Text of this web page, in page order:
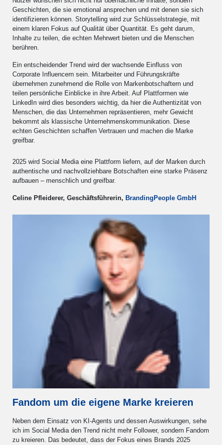
Geschichten, die sie emotional ansprechen und mit denen sie sich
identifizieren können. Storytelling wird zur Schlüsselstrategie, mit
einem klaren Fokus auf Qualität über Quantität. Es geht darum,
Inhalte zu teilen, die echten Mehrwert bieten und die Menschen
berühren.
Ein entscheidender Trend wird der wachsende Einfluss von
Corporate Influencern sein. Mitarbeiter und Führungskräfte
übernehmen zunehmend die Rolle von Markenbotschaftern und
teilen persönliche Einblicke in ihre Arbeit. Auf Plattformen wie
LinkedIn wird dies besonders wichtig, da hier die Authentizität von
Menschen, die das Unternehmen repräsentieren, mehr Gewicht
bekommt als klassische Unternehmenskommunikation. Diese
echten Geschichten schaffen Vertrauen und machen die Marke
greifbar.
2025 wird Social Media eine Plattform liefern, auf der Marken durch
authentische und nachvollziehbare Botschaften eine starke Präsenz
aufbauen – menschlich und greifbar.
Celine Pfleiderer, Geschäftsführerin, BrandingPeople GmbH
Fandom um die eigene Marke kreieren
Neben dem Einsatz von KI-Agents und dessen Auswirkungen, sehe
ich im Social Media den Trend nicht mehr Follower, sondern Fandom
zu kreieren. Das bedeutet, dass der Fokus eines Brands 2025